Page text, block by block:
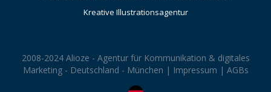
Kreative Illustrationsagentur
2008-2024 Alioze - Agentur für Kommunikation & digitales
Marketing - Deutschland - München | Impressum | AGBs